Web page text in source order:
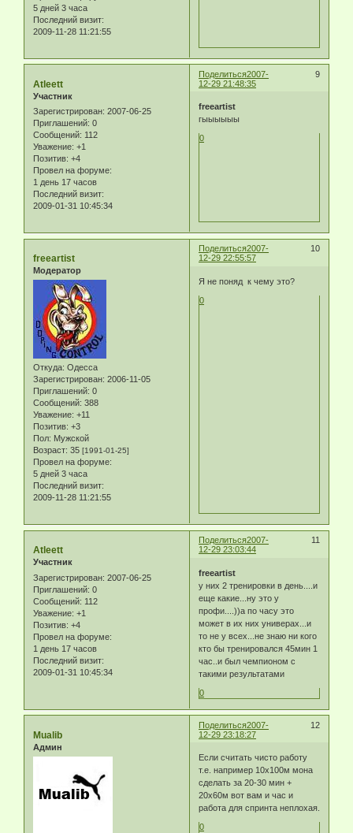
5 дней 3 часа
Последний визит:
2009-11-28 11:21:55
Поделиться 9
2007-
12-29 21:48:35
Atleett
Участник
Зарегистрирован: 2007-06-25
Приглашений: 0
Сообщений: 112
Уважение: +1
Позитив: +4
Провел на форуме:
1 день 17 часов
Последний визит:
2009-01-31 10:45:34
freeartist
гыыыыыы
0
Поделиться 10
2007-
12-29 22:55:57
freeartist
Модератор
Откуда: Одесса
Зарегистрирован: 2006-11-05
Приглашений: 0
Сообщений: 388
Уважение: +11
Позитив: +3
Пол: Мужской
Возраст: 35 [1991-01-25]
Провел на форуме:
5 дней 3 часа
Последний визит:
2009-11-28 11:21:55
Я не поняд к чему это?
0
Поделиться 11
2007-
12-29 23:03:44
Atleett
Участник
Зарегистрирован: 2007-06-25
Приглашений: 0
Сообщений: 112
Уважение: +1
Позитив: +4
Провел на форуме:
1 день 17 часов
Последний визит:
2009-01-31 10:45:34
freeartist
у них 2 тренировки в день....и
еще какие...ну это у
профи....))а по часу это
может в их них универах...и
то не у всех...не знаю ни кого
кто бы тренировался 45мин 1
час..и был чемпионом с
такими результатами
0
Поделиться 12
2007-
12-29 23:18:27
Mualib
Админ
Если считать чисто работу
т.е. например 10х100м мона
сделать за 20-30 мин +
20х60м вот вам и час и
работа для спринта неплохая.
0